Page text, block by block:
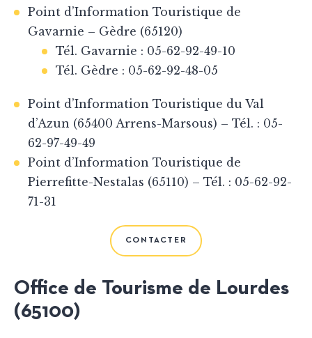
Point d’Information Touristique de
Gavarnie – Gèdre (65120)
Tél. Gavarnie : 05-62-92-49-10
Tél. Gèdre : 05-62-92-48-05
Point d’Information Touristique du Val
d’Azun (65400 Arrens-Marsous) – Tél. : 05-
62-97-49-49
Point d’Information Touristique de
Pierrefitte-Nestalas (65110) – Tél. : 05-62-92-
71-31
CONTACTER
Office de Tourisme de Lourdes
(65100)